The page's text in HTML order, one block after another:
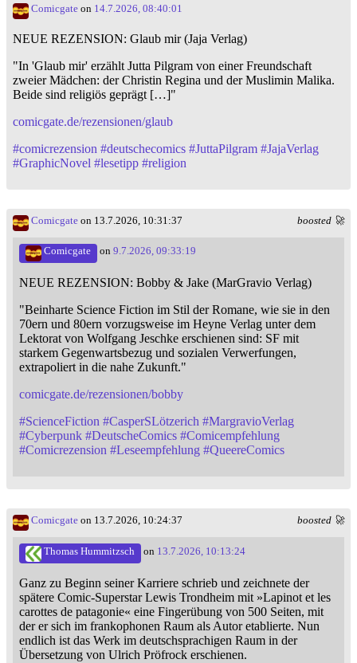
Comicgate on 14.7.2026, 08:40:01
NEUE REZENSION: Glaub mir (Jaja Verlag)
"In 'Glaub mir' erzählt Jutta Pilgram von einer Freundschaft
zweier Mädchen: der Christin Regina und der Muslimin Malika.
Beide sind religiös geprägt […]"
comicgate.de/rezensionen/glaub
#comicrezension #deutschecomics #JuttaPilgram #JajaVerlag
#GraphicNovel #lesetipp #religion
boosted 🚀
Comicgate on 13.7.2026, 10:31:37
Comicgate on 9.7.2026, 09:33:19
NEUE REZENSION: Bobby & Jake (MarGravio Verlag)
"Beinharte Science Fiction im Stil der Romane, wie sie in den
70ern und 80ern vorzugsweise im Heyne Verlag unter dem
Lektorat von Wolfgang Jeschke erschienen sind: SF mit
starkem Gegenwartsbezug und sozialen Verwerfungen,
extrapoliert in die nahe Zukunft."
comicgate.de/rezensionen/bobby
#ScienceFiction #CasperSLötzerich #MargravioVerlag
#Cyberpunk #DeutscheComics #Comicempfehlung
#Comicrezension #Leseempfehlung #QueereComics
boosted 🚀
Comicgate on 13.7.2026, 10:24:37
Thomas Hummitzsch on 13.7.2026, 10:13:24
Ganz zu Beginn seiner Karriere schrieb und zeichnete der
spätere Comic-Superstar Lewis Trondheim mit »Lapinot et les
carottes de patagonie« eine Fingerübung von 500 Seiten, mit
der er sich im frankophonen Raum als Autor etablierte. Nun
endlich ist das Werk im deutschsprachigen Raum in der
Übersetzung von Ulrich Pröfrock erschienen.